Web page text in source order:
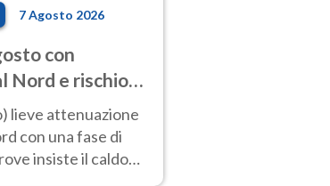
7 Agosto 2026
con
Nord e rischio
caldo
lieve attenuazione
con una fase di
insiste il caldo